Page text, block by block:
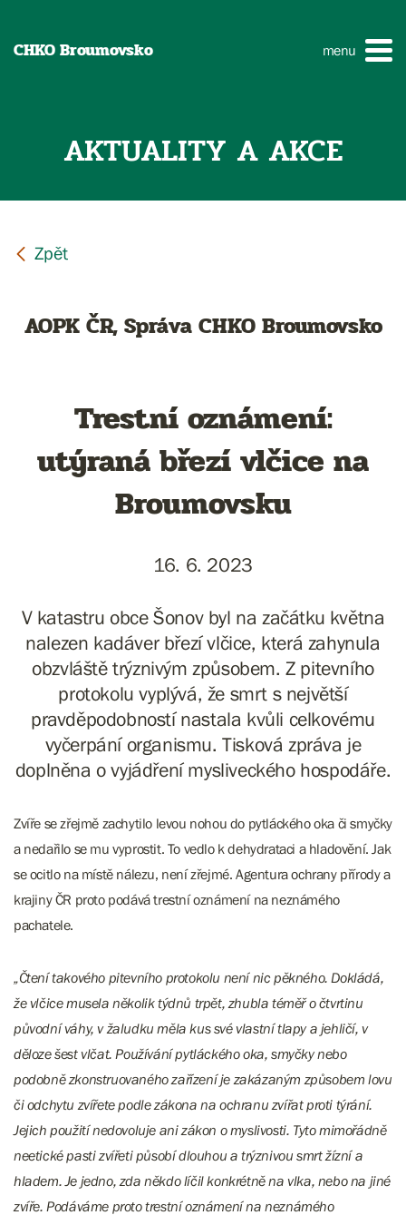
CHKO Broumovsko menu
AKTUALITY A AKCE
AOPK ČR, Správa CHKO Broumovsko
Trestní oznámení:
utýraná březí vlčice na
Broumovsku
16. 6. 2023
V katastru obce Šonov byl na začátku května
nalezen kadáver březí vlčice, která zahynula
obzvláště trýznivým způsobem. Z pitevního
protokolu vyplývá, že smrt s největší
pravděpodobností nastala kvůli celkovému
vyčerpání organismu. Tisková zpráva je
doplněna o vyjádření mysliveckého hospodáře.
Zvíře se zřejmě zachytilo levou nohou do pytláckého oka či smyčky
a nedařilo se mu vyprostit. To vedlo k dehydrataci a hladovění. Jak
se ocitlo na místě nálezu, není zřejmé. Agentura ochrany přírody a
krajiny ČR proto podává trestní oznámení na neznámého
pachatele.
„Čtení takového pitevního protokolu není nic pěkného. Dokládá,
že vlčice musela několik týdnů trpět, zhubla téměř o čtvrtinu
původní váhy, v žaludku měla kus své vlastní tlapy a jehličí, v
děloze šest vlčat. Používání pytláckého oka, smyčky nebo
podobně zkonstruovaného zařízení je zakázaným způsobem lovu
či odchytu zvířete podle zákona na ochranu zvířat proti týrání.
Jejich použití nedovoluje ani zákon o myslivosti. Tyto mimořádně
neetické pasti zvířeti působí dlouhou a trýznivou smrt žízní a
hladem. Je jedno, zda někdo líčil konkrétně na vlka, nebo na jiné
zvíře. Podáváme proto trestní oznámení na neznámého